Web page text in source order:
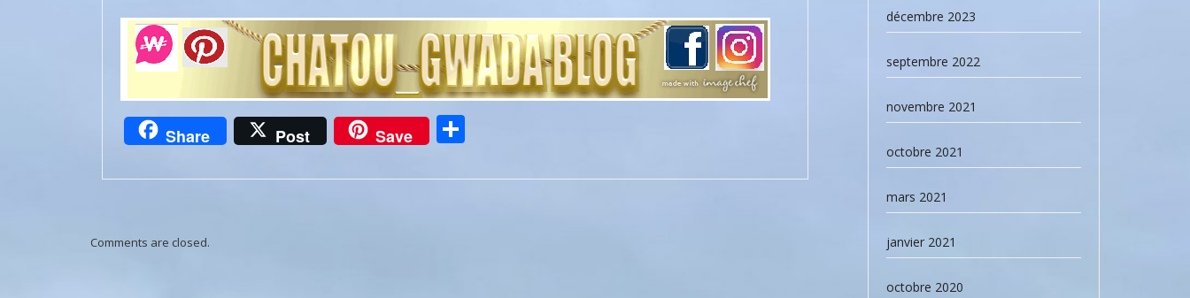
Share Post Save
Comments are closed.
décembre 2023
septembre 2022
novembre 2021
octobre 2021
mars 2021
janvier 2021
octobre 2020